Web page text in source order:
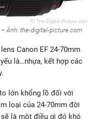
– Ảnh: the-digital-picture.com
Canon EF 24-70mm
là…nhựa, kết hợp các
lớn khổng lồ đối với
loại của 24-70mm đời
là một điều gì đó khó